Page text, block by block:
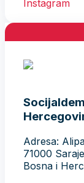
Adresa:
71000
Bosna i